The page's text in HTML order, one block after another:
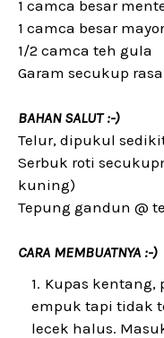
1 camca besar
1 camca besar
1/2 camca teh gula
Garam secukup rasa
BAHAN SALUT :-)
Telur, dipukul
Serbuk roti
kuning)
Tepung gandun @
CARA MEMBUATNYA :-)
Kupas kentang,
empuk tapi tidak
lecek halus.